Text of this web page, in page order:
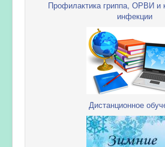
Профилактика гриппа, ОРВИ и
инфекции
Дистанционное